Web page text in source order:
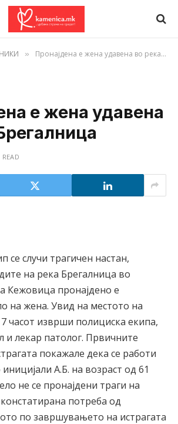
» Пронајдена е жена удавена во река Брегалница
е жена удавена
се случи трагичен настан,
на река Брегалница во
Кежовица пронајдено е
на жена. Увид на местото на
часот изврши полициска екипа,
и лекар патолог. Првичните
покажале дека се работи
А.Б. на возраст од 61
не се пронајдени траги на
потреба од
по завршувањето на истрагата